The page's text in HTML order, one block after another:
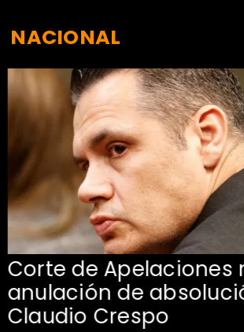
Corte de Apelaciones
anulación de
Claudio Crespo
NACIONAL